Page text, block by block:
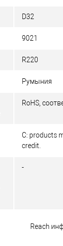
D32
9021
R220
Румыния
RoHS,
C: products
credit.
-
Reach